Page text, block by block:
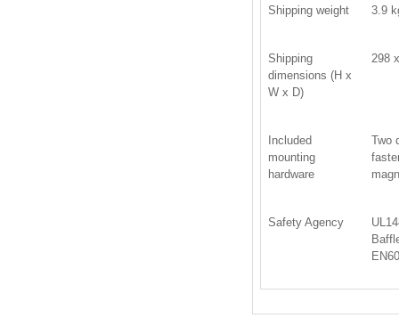
Shipping weight 3.9
Shipping
dimensions (H x
W x D)
298
Included
mounting
hardware
Two
Safety Agency